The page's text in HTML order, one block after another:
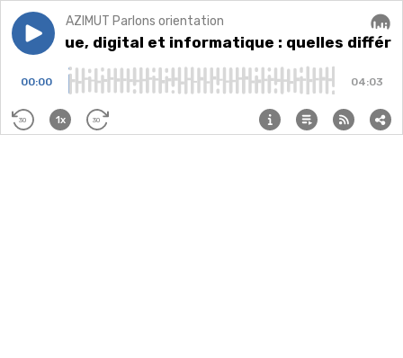
Play episodeNumérique, digital et informatique : quelles
AZIMUT Parlons orientation
digital et informatique : quelles
00:00 04:03
30 1x 30